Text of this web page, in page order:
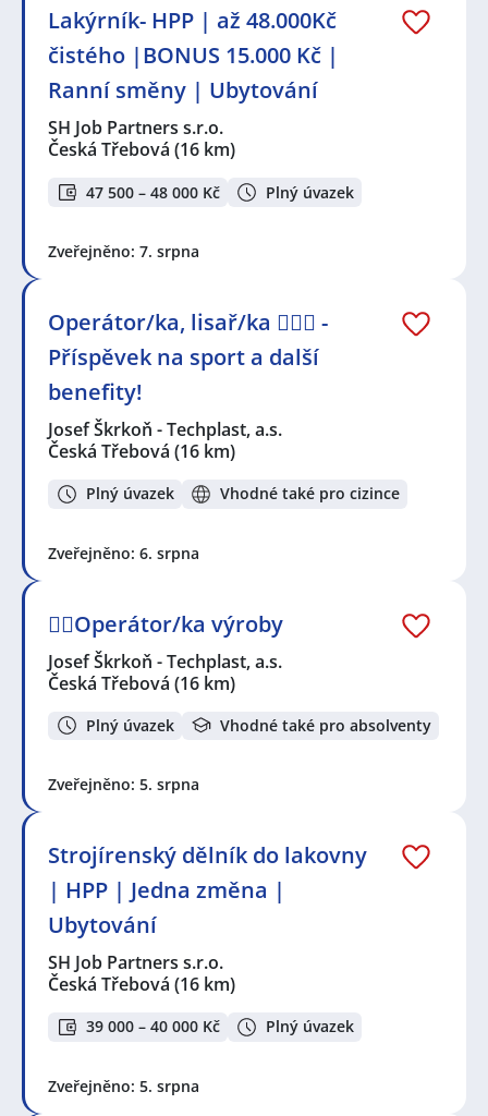
Lakýrník- HPP | až 48.000Kč
čistého |BONUS 15.000 Kč |
Ranní směny | Ubytování
SH Job Partners s.r.o.
Česká Třebová (16 km)
47 500 – 48 000 Kč Plný úvazek
Zveřejněno: 7. srpna
Operátor/ka, lisař/ka 🏋️‍♀️💪 -
Příspěvek na sport a další
benefity!
Josef Škrkoň - Techplast, a.s.
Česká Třebová (16 km)
Plný úvazek Vhodné také pro cizince
Zveřejněno: 6. srpna
👷‍♂️Operátor/ka výroby
Josef Škrkoň - Techplast, a.s.
Česká Třebová (16 km)
Plný úvazek Vhodné také pro absolventy
Zveřejněno: 5. srpna
Strojírenský dělník do lakovny
| HPP | Jedna změna |
Ubytování
SH Job Partners s.r.o.
Česká Třebová (16 km)
39 000 – 40 000 Kč Plný úvazek
Zveřejněno: 5. srpna